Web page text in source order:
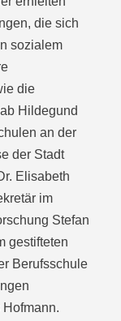
die sich
sozialem
die
Hildegund
an der
der Stadt
Elisabeth
im
Stefan
gestifteten
Berufsschule